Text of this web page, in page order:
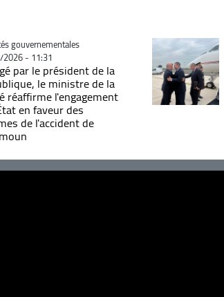
gouvernementales
- 11:31
par le président de la
le ministre de la
réaffirme l'engagement
en faveur des
de l'accident de